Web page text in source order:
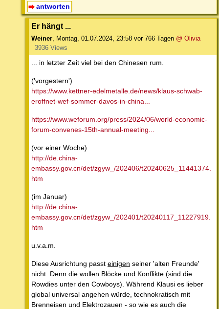
antworten
Er hängt ...
Weiner, Montag, 01.07.2024, 23:58 vor 766 Tagen @ Olivia
3936 Views
... in letzter Zeit viel bei den Chinesen rum.
('vorgestern')
https://www.kettner-edelmetalle.de/news/klaus-schwab-
eroffnet-wef-sommer-davos-in-china...
https://www.weforum.org/press/2024/06/world-economic-
forum-convenes-15th-annual-meeting...
(vor einer Woche)
http://de.china-
embassy.gov.cn/det/zgyw_/202406/t20240625_11441374.
htm
(im Januar)
http://de.china-
embassy.gov.cn/det/zgyw_/202401/t20240117_11227919.
htm
u.v.a.m.
Diese Ausrichtung passt einigen seiner 'alten Freunde'
nicht. Denn die wollen Blöcke und Konflikte (sind die
Rowdies unter den Cowboys). Während Klausi es lieber
global universal angehen würde, technokratisch mit
Brenneisen und Elektrozauen - so wie es auch die